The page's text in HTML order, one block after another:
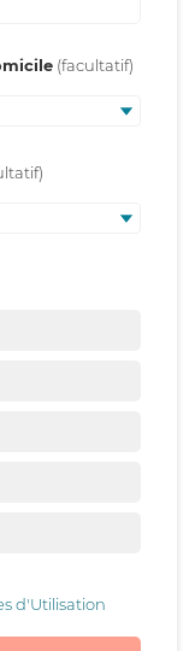
d'Utilisation